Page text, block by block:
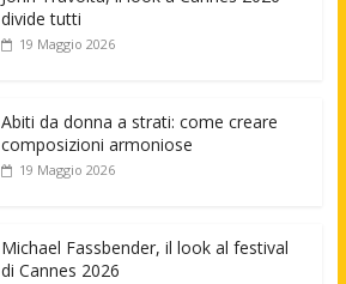
divide tutti
19 Maggio 2026
Abiti da donna a strati: come creare
composizioni armoniose
19 Maggio 2026
Michael Fassbender, il look al festival
di Cannes 2026